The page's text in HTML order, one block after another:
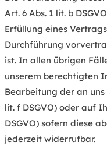
Art. 6 Abs. 1 lit. b
Erfüllung eines
Durchführung
ist. In allen übrigen
unserem berechtigten
Bearbeitung der an
lit. f DSGVO) oder auf
DSGVO) sofern diese
jederzeit widerrufbar.